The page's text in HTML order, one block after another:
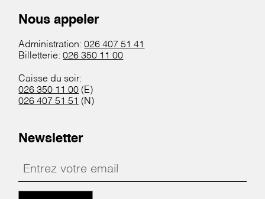
Nous appeler
Administration:026 407 51 41
Billetterie:026 350 11 00
Caisse du soir:
026 350 11 00 (E)
026 407 51 51 (N)
Newsletter